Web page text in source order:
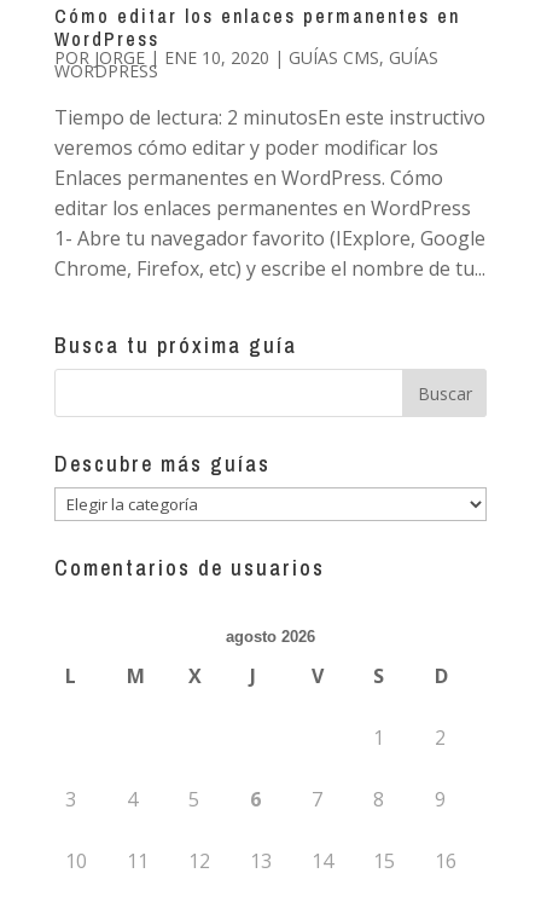
Cómo editar los enlaces permanentes en
WordPress
POR JORGE| ENE 10, 2020 | GUÍAS CMS, GUÍAS
WORDPRESS
Tiempo de lectura: 2 minutosEn este instructivo
veremos cómo editar y poder modificar los
Enlaces permanentes en WordPress. Cómo
editar los enlaces permanentes en WordPress
1- Abre tu navegador favorito (IExplore, Google
Chrome, Firefox, etc) y escribe el nombre de tu...
Busca tu próxima guía
Descubre más guías
Descubre
guías
Comentarios de usuarios
agosto 2026
L M X J V S D
1 2
3 4 5 6 7 8 9
10 11 12 13 14 15 16